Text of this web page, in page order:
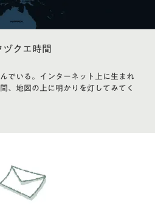
ヅクエ時間
でいる。インターネット上に生まれ
、地図の上に明かりを灯してみてく